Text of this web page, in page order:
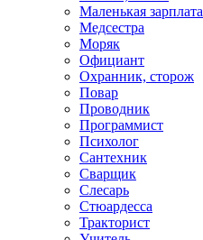
Маленькая зарплата
Медсестра
Моряк
Официант
Охранник, сторож
Повар
Проводник
Программист
Психолог
Сантехник
Сварщик
Слесарь
Стюардесса
Тракторист